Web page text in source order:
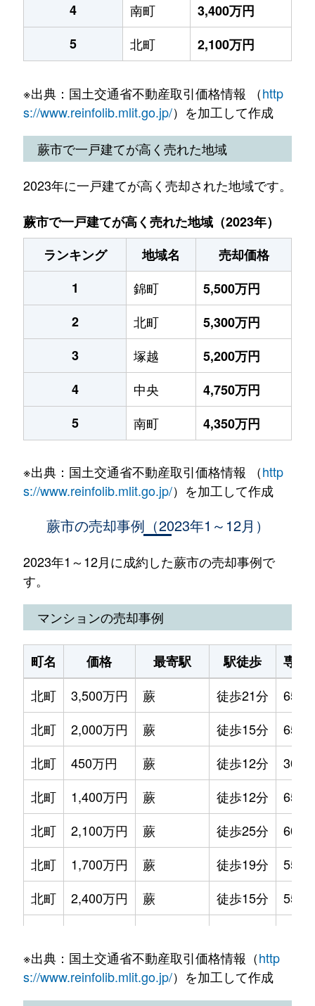
4
南町
3,400万円
5
北町 2,100万円
※出典：国土交通省不動産取引価格情報 （http
s://www.reinfolib.mlit.go.jp/）を加工して作成
蕨市で一戸建てが高く売れた地域
2023年に一戸建てが高く売却された地域です。
蕨市で一戸建てが高く売れた地域（2023年）
ランキング
地域名
売却価格
1
錦町
5,500万円
2
北町
5,300万円
3
塚越
5,200万円
4
中央
4,750万円
5
南町 4,350万円
※出典：国土交通省不動産取引価格情報 （http
s://www.reinfolib.mlit.go.jp/）を加工して作成
蕨市の売却事例（2023年1～12月）
2023年1～12月に成約した蕨市の売却事例で
す。
マンションの売却事例
町名 価格 最寄駅 駅徒歩
専有
北町
3,500万円 蕨 徒歩21分
65m²
北町
2,000万円 蕨 徒歩15分
65m²
北町
450万円 蕨 徒歩12分
30m²
北町
1,400万円 蕨 徒歩12分
65m²
北町
2,100万円 蕨 徒歩25分
60m²
北町
1,700万円 蕨 徒歩19分
55m²
北町
2,400万円 蕨 徒歩15分
55m²
北町
4,600万円 蕨 徒歩13分
中央
850万円 蕨 徒歩9分 60m²
※出典：国土交通省不動産取引価格情報（http
s://www.reinfolib.mlit.go.jp/）を加工して作成